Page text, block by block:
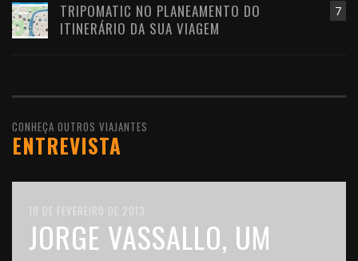
7
TRIPOMATIC NO PLANEAMENTO DO
ITINERÁRIO DA SUA VIAGEM
CONHEÇA OUTROS VIAJANTES
ENTREVISTA
10 DE FEVEREIRO DE 2016
JOÃO LEITÃO, UM
18 DE FEVEREIRO DE 2013
JORGE VASSALLO, UM
11 DE OUTUBRO DE 2012
FILIPE MORATO GOMES,